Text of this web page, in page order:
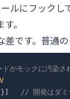
ルにフックし
。
です。普通
がモックに汚染さ
}]
// 開発はダミ